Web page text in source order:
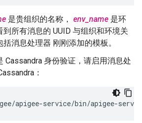
是贵组织的名称， env_name 是环
所有消息的 UUID 与组织和环境关
消息处理器 刚刚添加的模板。
Cassandra 身份验证，请启用消息处
：
apigee-service/bin/apigee-